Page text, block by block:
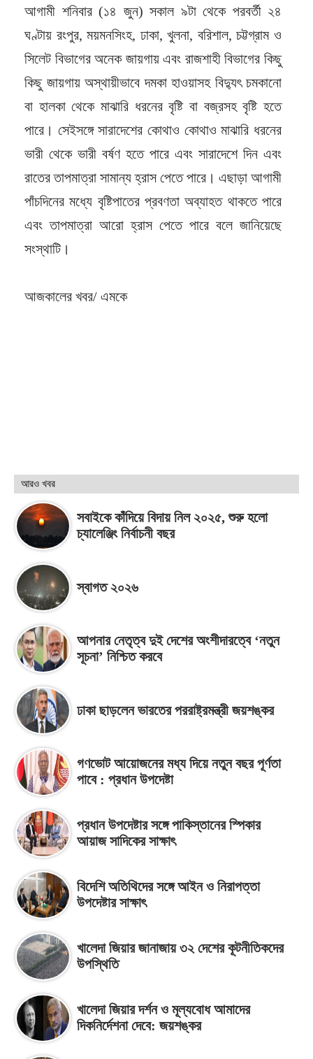
আগামী শনিবার (১৪ জুন) সকাল ৯টা থেকে পরবর্তী ২৪
ঘণ্টায় রংপুর, ময়মনসিংহ, ঢাকা, খুলনা, বরিশাল, চট্টগ্রাম ও
সিলেট বিভাগের অনেক জায়গায় এবং রাজশাহী বিভাগের কিছু
কিছু জায়গায় অস্থায়ীভাবে দমকা হাওয়াসহ বিদ্যুৎ চমকানো
বা হালকা থেকে মাঝারি ধরনের বৃষ্টি বা বজ্রসহ বৃষ্টি হতে
পারে। সেইসঙ্গে সারাদেশের কোথাও কোথাও মাঝারি ধরনের
ভারী থেকে ভারী বর্ষণ হতে পারে এবং সারাদেশে দিন এবং
রাতের তাপমাত্রা সামান্য হ্রাস পেতে পারে। এছাড়া আগামী
পাঁচদিনের মধ্যে বৃষ্টিপাতের প্রবণতা অব্যাহত থাকতে পারে
এবং তাপমাত্রা আরো হ্রাস পেতে পারে বলে জানিয়েছে
সংস্থাটি।
আজকালের খবর/ এমকে
আরও খবর
সবাইকে কাঁদিয়ে বিদায় নিল ২০২৫, শুরু হলো
চ্যালেঞ্জিং নির্বাচনী বছর
স্বাগত ২০২৬
আপনার নেতৃত্ব দুই দেশের অংশীদারত্বে ‘নতুন
সূচনা’ নিশ্চিত করবে
ঢাকা ছাড়লেন ভারতের পররাষ্ট্রমন্ত্রী জয়শঙ্কর
গণভোট আয়োজনের মধ্য দিয়ে নতুন বছর পূর্ণতা
পাবে : প্রধান উপদেষ্টা
প্রধান উপদেষ্টার সঙ্গে পাকিস্তানের স্পিকার
আয়াজ সাদিকের সাক্ষাৎ
বিদেশি অতিথিদের সঙ্গে আইন ও নিরাপত্তা
উপদেষ্টার সাক্ষাৎ
খালেদা জিয়ার জানাজায় ৩২ দেশের কূটনীতিকদের
উপস্থিতি
খালেদা জিয়ার দর্শন ও মূল্যবোধ আমাদের
দিকনির্দেশনা দেবে: জয়শঙ্কর